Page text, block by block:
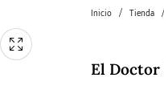
Inicio / Tienda /
El Doctor